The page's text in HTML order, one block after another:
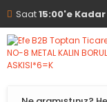
Saat15:00'e Kadar